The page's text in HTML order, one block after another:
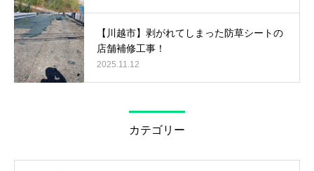
【川越市】剥がれてしまった防草シートの
店舗補修工事！
2025.11.12
カテゴリー